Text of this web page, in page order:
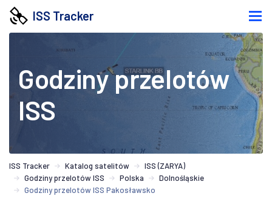
ISS Tracker
Godziny przelotów
ISS
ISS Tracker Katalog satelitów
ISS (ZARYA)
Godziny przelotów ISS
Polska
Dolnośląskie
Godziny przelotów ISS Pakosławsko